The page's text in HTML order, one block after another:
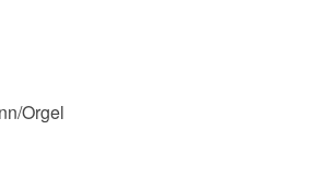
Orgel